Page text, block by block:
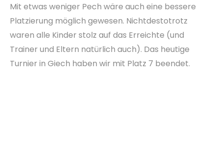
Mit etwas weniger Pech wäre auch eine bessere
Platzierung möglich gewesen. Nichtdestotrotz
waren alle Kinder stolz auf das Erreichte (und
Trainer und Eltern natürlich auch). Das heutige
Turnier in Giech haben wir mit Platz 7 beendet.